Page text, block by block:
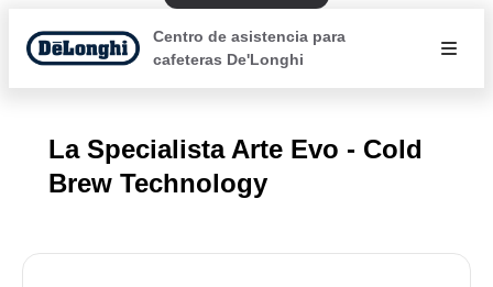
Centro de asistencia para
cafeteras De'Longhi
La Specialista Arte Evo - Cold
Brew Technology